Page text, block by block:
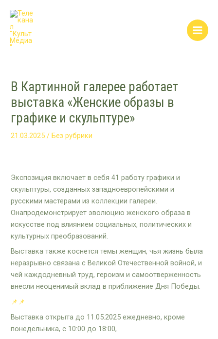
содержимому
В Картинной галерее работает
выставка «Женские образы в
графике и скульптуре»
21.03.2025/Без рубрики
Экспозиция включает в себя 41 работу графики и
скульптуры, созданных западноевропейскими и
русскими мастерами из коллекции галереи.
Онапродемонстрирует эволюцию женского образа в
искусстве под влиянием социальных, политических и
культурных преобразований.
Выставка также коснется темы женщин, чья жизнь была
неразрывно связана с Великой Отечественной войной, и
чей каждодневный труд, героизм и самоотверженность
внесли неоценимый вклад в приближение Дня Победы.
📌 📌
Выставка открыта до 11.05.2025 ежедневно, кроме
понедельника, с 10:00 до 18:00,
navigation